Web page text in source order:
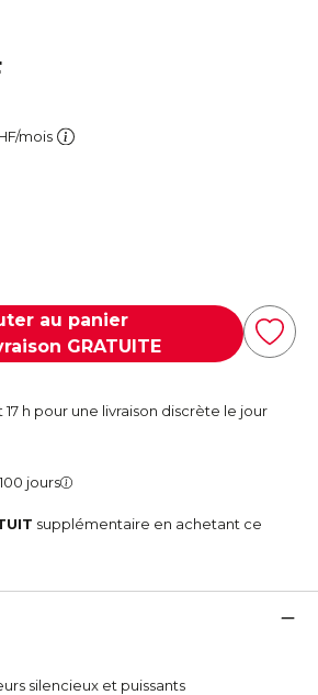
mois
au panier
GRATUITE
h pour une livraison discrète le jour
jours
supplémentaire en achetant ce
silencieux et puissants